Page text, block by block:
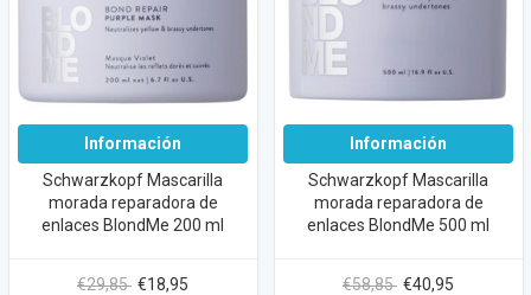
Información
Schwarzkopf Mascarilla
morada reparadora de
enlaces BlondMe 200 ml
€29,85 €18,95
Información
Schwarzkopf Mascarilla
morada reparadora de
enlaces BlondMe 500 ml
€58,85 €40,95